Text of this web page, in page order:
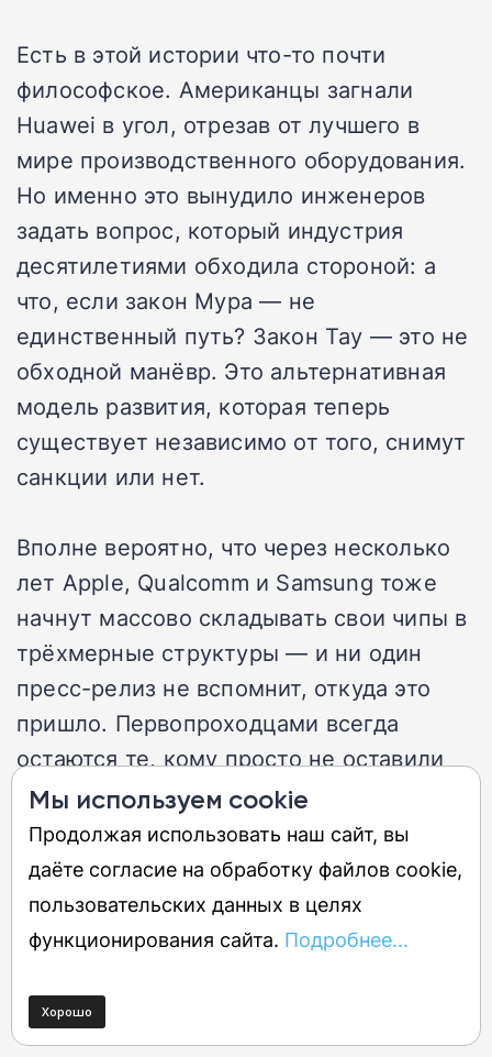
Есть в этой истории что-то почти
философское. Американцы загнали
Huawei в угол, отрезав от лучшего в
мире производственного оборудования.
Но именно это вынудило инженеров
задать вопрос, который индустрия
десятилетиями обходила стороной: а
что, если закон Мура — не
единственный путь? Закон Тау — это не
обходной манёвр. Это альтернативная
модель развития, которая теперь
существует независимо от того, снимут
санкции или нет.
Вполне вероятно, что через несколько
лет Apple, Qualcomm и Samsung тоже
начнут массово складывать свои чипы в
трёхмерные структуры — и ни один
пресс-релиз не вспомнит, откуда это
пришло. Первопроходцами всегда
остаются те, кому просто не оставили
другого выбора.
Больше, чем мегапиксели: Mate
90 Pro Max уничтожает
стереотипы о мобильных
камерах
Мы используем cookie
Продолжая использовать наш сайт, вы
даёте согласие на обработку файлов cookie,
пользовательских данных в целях
функционирования сайта. Подробнее...